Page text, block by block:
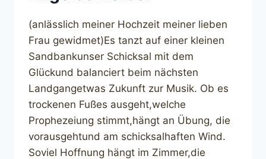
(anlässlich meiner Hochzeit meiner lieben
Frau gewidmet)Es tanzt auf einer kleinen
Sandbankunser Schicksal mit dem
Glückund balanciert beim nächsten
Landgangetwas Zukunft zur Musik. Ob es
trockenen Fußes ausgeht,welche
Prophezeiung stimmt,hängt an Übung, die
vorausgehtund am schicksalhaften Wind.
Soviel Hoffnung hängt im Zimmer,die